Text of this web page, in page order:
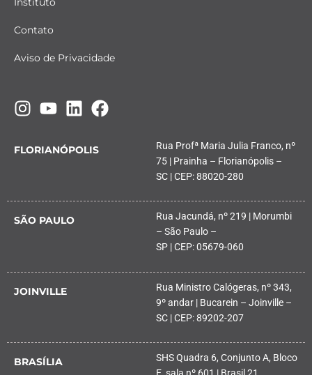
Contato
Aviso de Privacidade
FLORIANÓPOLIS
Rua Profª Maria Julia Franco, nº
75 | Prainha – Florianópolis –
SC | CEP: 88020-280
SÃO PAULO
Rua Jacundá, nº 219 | Morumbi
– São Paulo –
SP | CEP: 05679-060
JOINVILLE
Rua Ministro Calógeras, nº 343,
9º andar | Bucarein – Joinville –
SC | CEP: 89202-207
BRASÍLIA
SHS Quadra 6, Conjunto A, Bloco